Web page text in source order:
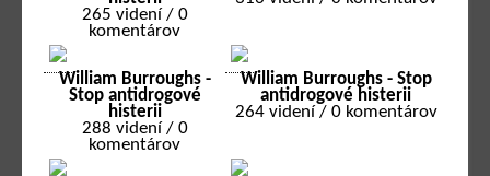
265 videní / 0
komentárov
William Burroughs -
Stop antidrogové
histerii
288 videní / 0
komentárov
William Burroughs - Stop
antidrogové histerii
264 videní / 0 komentárov